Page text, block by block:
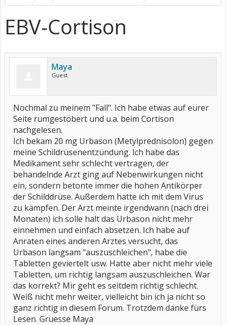
EBV-Cortison
Maya
Guest
Nochmal zu meinem "Fall". Ich habe etwas auf eurer
Seite rumgestöbert und u.a. beim Cortison
nachgelesen.
Ich bekam 20 mg Urbason (Metylprednisolon) gegen
meine Schildrüsenentzündung. Ich habe das
Medikament sehr schlecht vertragen, der
behandelnde Arzt ging auf Nebenwirkungen nicht
ein, sondern betonte immer die hohen Antikörper
der Schilddrüse. Außerdem hatte ich mit dem Virus
zu kämpfen. Der Arzt meinte irgendwann (nach drei
Monaten) ich solle halt das Urbason nicht mehr
einnehmen und einfach absetzen. Ich habe auf
Anraten eines anderen Arztes versucht, das
Urbason langsam "auszuschleichen", habe die
Tabletten geviertelt usw. Hatte aber nicht mehr viele
Tabletten, um richtig langsam auszuschleichen. War
das korrekt? Mir geht es seitdem richtig schlecht.
Weiß nicht mehr weiter, vielleicht bin ich ja nicht so
ganz richtig in diesem Forum. Trotzdem danke fürs
Lesen. Gruesse Maya